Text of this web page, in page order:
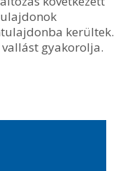
kerültek.
gyakorolja.